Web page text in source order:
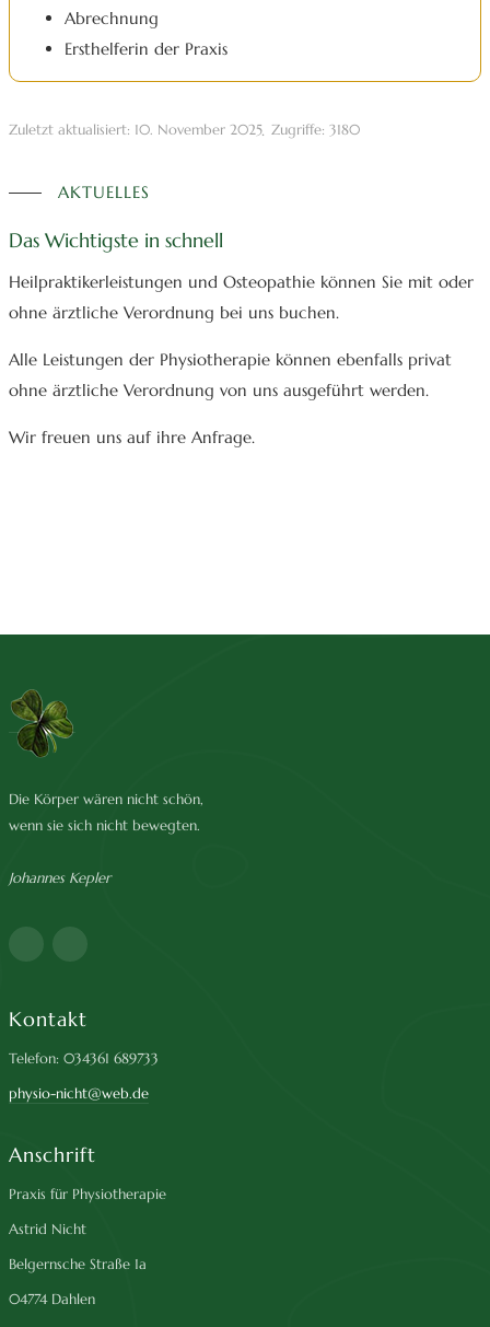
Abrechnung
Ersthelferin der Praxis
Zuletzt aktualisiert: 10. November 2025 Zugriffe: 3180
AKTUELLES
Das Wichtigste in schnell
Heilpraktikerleistungen und Osteopathie können Sie mit oder
ohne ärztliche Verordnung bei uns buchen.
Alle Leistungen der Physiotherapie können ebenfalls privat
ohne ärztliche Verordnung von uns ausgeführt werden.
Wir freuen uns auf ihre Anfrage.
Die Körper wären nicht schön,
wenn sie sich nicht bewegten.
Johannes Kepler
Kontakt
Telefon: 034361 689733
physio-nicht@web.de
Anschrift
Praxis für Physiotherapie
Astrid Nicht
Belgernsche Straße 1a
04774 Dahlen